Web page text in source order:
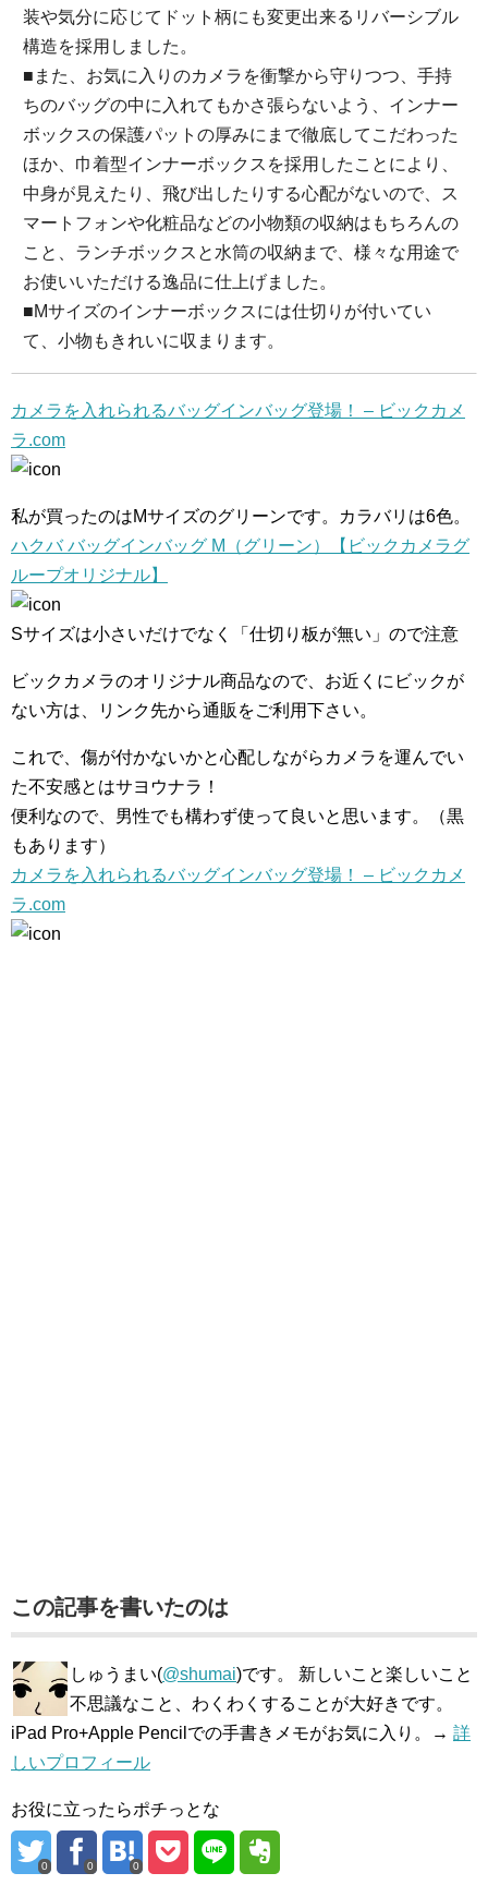
装や気分に応じてドット柄にも変更出来るリバーシブル
構造を採用しました。
■また、お気に入りのカメラを衝撃から守りつつ、手持
ちのバッグの中に入れてもかさ張らないよう、インナー
ボックスの保護パットの厚みにまで徹底してこだわった
ほか、巾着型インナーボックスを採用したことにより、
中身が見えたり、飛び出したりする心配がないので、ス
マートフォンや化粧品などの小物類の収納はもちろんの
こと、ランチボックスと水筒の収納まで、様々な用途で
お使いいただける逸品に仕上げました。
■Mサイズのインナーボックスには仕切りが付いてい
て、小物もきれいに収まります。
カメラを入れられるバッグインバッグ登場！ – ビックカメ
ラ.com
私が買ったのはMサイズのグリーンです。カラバリは6色。
ハクバ バッグインバッグ M（グリーン）【ビックカメラグ
ループオリジナル】
Sサイズは小さいだけでなく「仕切り板が無い」ので注意
ビックカメラのオリジナル商品なので、お近くにビックが
ない方は、リンク先から通販をご利用下さい。
これで、傷が付かないかと心配しながらカメラを運んでい
た不安感とはサヨウナラ！
便利なので、男性でも構わず使って良いと思います。（黒
もあります）
カメラを入れられるバッグインバッグ登場！ – ビックカメ
ラ.com
この記事を書いたのは
しゅうまい(@shumai)です。 新しいこと楽しいこと
不思議なこと、わくわくすることが大好きです。
iPad Pro+Apple Pencilでの手書きメモがお気に入り。→ 詳
しいプロフィール
お役に立ったらポチっとな
0 0 0